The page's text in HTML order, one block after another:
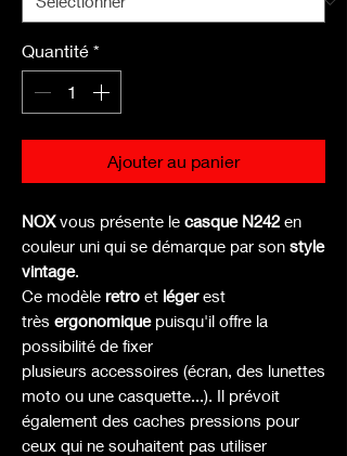
Quantité *
Ajouter au panier
NOXvous présente le casque N242 en
couleur uni qui se démarque par son style
vintage.
Ce modèle retro et légerest
très ergonomiquepuisqu'il offre la
possibilité de fixer
plusieurs accessoires (écran, des lunettes
moto ou une casquette...). Il prévoit
également des caches pressions pour
ceux qui ne souhaitent pas utiliser